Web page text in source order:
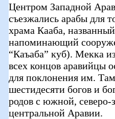
Центром Западной
съезжались арабы для
храма Кааба,
напоминающий
“Каъаба” куб). Мекка
всех концов аравийцы
для поклонения им.
шестидесяти богов и
родов с южной, северо-
центральной Аравии.